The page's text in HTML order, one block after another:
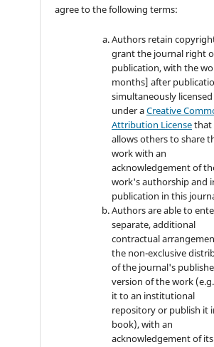
agree to the following terms:
Authors retain
grant the journal right
publication, with the
months] after
simultaneously licensed
under aCreative
Attribution Licensethat
allows others to share
work with an
acknowledgement of
work's authorship and
publication in this
Authors are able to
separate, additional
contractual
the non-exclusive
of the journal's
version of the work
it to an institutional
repository or publish it
book), with an
acknowledgement of